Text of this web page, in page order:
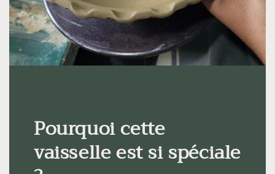
Pourquoi cette
vaisselle est si spéciale